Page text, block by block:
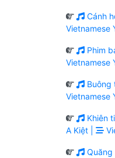
Cánh
Vietnamese
Phim
Vietnamese
Buông
Vietnamese
Khiên
A Kiệt |
Quăng